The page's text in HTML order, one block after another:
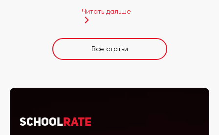
Читать дальше
Все статьи
SchoolRate